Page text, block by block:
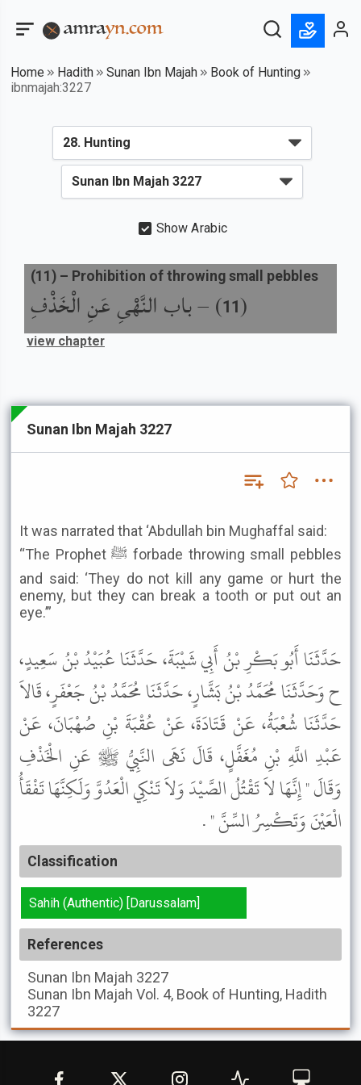
Home Hadith Sunan Ibn Majah
Book of Hunting
ibnmajah:3227
Show Arabic
(
11
) –باب النَّهْىِ عَنِ الْخَذْفِ
(11 ) – Prohibition of throwing small pebbles
view chapter
Sunan Ibn Majah 3227
It was narrated that ‘Abdullah bin Mughaffal said:
“The Prophet ﷺ forbade throwing small pebbles
and said: ‘They do not kill any game or hurt the
enemy, but they can break a tooth or put out an
eye.’”
حَدَّثَنَا أَبُو بَكْرِ بْنُ أَبِي شَيْبَةَ، حَدَّثَنَا عُبَيْدُ بْنُ سَعِيدٍ،
ح وَحَدَّثَنَا مُحَمَّدُ بْنُ بَشَّارٍ، حَدَّثَنَا مُحَمَّدُ بْنُ جَعْفَرٍ، قَالاَ
حَدَّثَنَا شُعْبَةُ، عَنْ قَتَادَةَ، عَنْ عُقْبَةَ بْنِ صُهْبَانَ، عَنْ
عَبْدِ اللَّهِ بْنِ مُغَفَّلٍ، قَالَ نَهَى النَّبِيُّ ﷺ عَنِ الْخَذْفِ
وَقَالَ " إِنَّهَا لاَ تَقْتُلُ الصَّيْدَ وَلاَ تَنْكِي الْعَدُوَّ وَلَكِنَّهَا تَفْقَأُ
الْعَيْنَ وَتَكْسِرُ السِّنَّ " .
Classification
Sahih (Authentic) [Darussalam]
References
Sunan Ibn Majah 3227
Sunan Ibn Majah Vol. 4, Book of Hunting, Hadith
3227